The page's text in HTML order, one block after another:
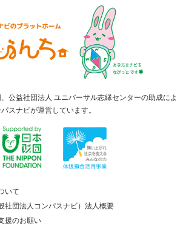
公益社団法人 ユニバーサル志縁センターの助成によ
スナビが運営しています。
いて
社団法人コンパスナビ）法人概要
援のお願い